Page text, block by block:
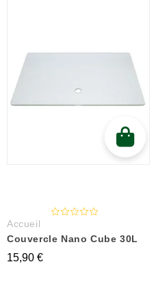
Accueil
Couvercle Nano Cube 30L
15,90 €